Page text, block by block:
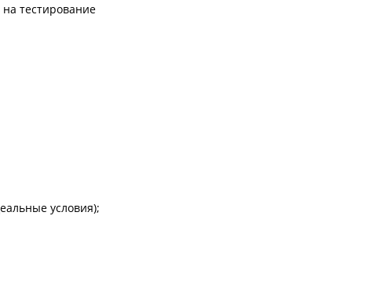
на тестирование
условия);